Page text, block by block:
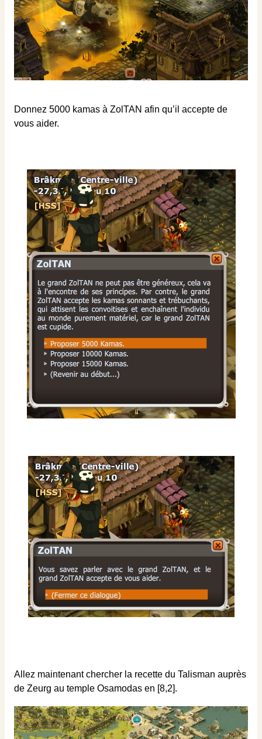
Donnez 5000 kamas à ZolTAN afin qu’il accepte de
vous aider.
Allez maintenant chercher la recette du Talisman auprès
de Zeurg au temple Osamodas en [8,2].